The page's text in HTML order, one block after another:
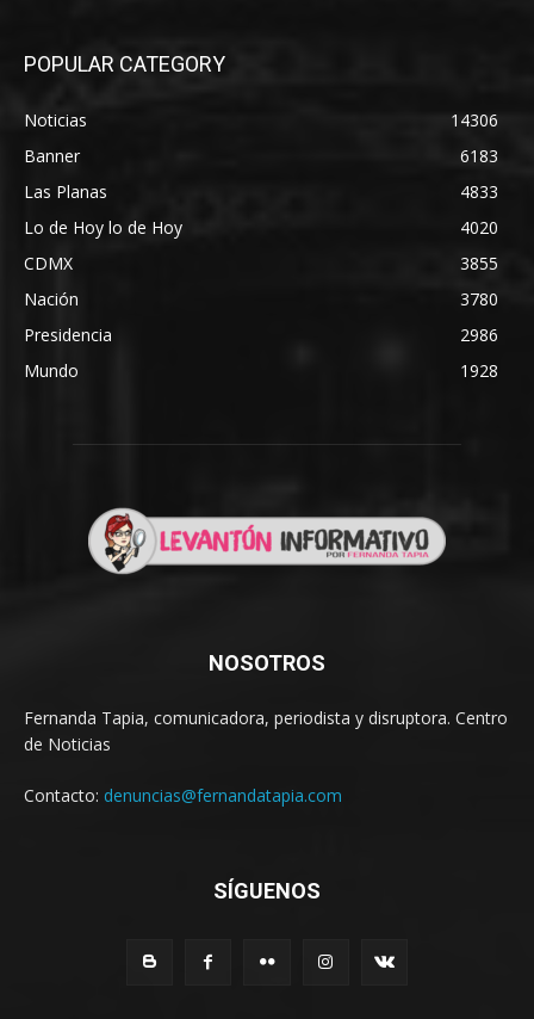
POPULAR CATEGORY
Noticias
14306
Banner
6183
Las Planas
4833
Lo de Hoy lo de Hoy
4020
CDMX
3855
Nación
3780
Presidencia
2986
Mundo
1928
NOSOTROS
Fernanda Tapia, comunicadora, periodista y disruptora. Centro
de Noticias
Contacto: denuncias@fernandatapia.com
SÍGUENOS